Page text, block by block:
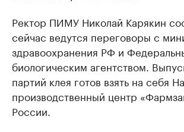
Ректор ПИМУ Николай Карякин
сейчас ведутся переговоры с
здравоохранения РФ и
биологическим агентством.
партий клея готов взять на себя
производственный центр
России.